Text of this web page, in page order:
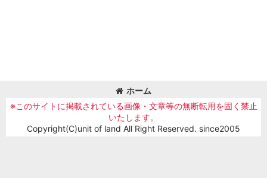
ホーム
※このサイトに掲載されている画像・文章等の無断転用を固く禁止
いたします。
Copyright(C)unit of land All Right Reserved. since2005